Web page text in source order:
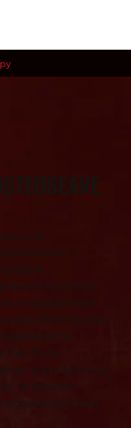
для
—
комплекс
способствует
облегчению
без боли,
и активность.
источники
возможностями